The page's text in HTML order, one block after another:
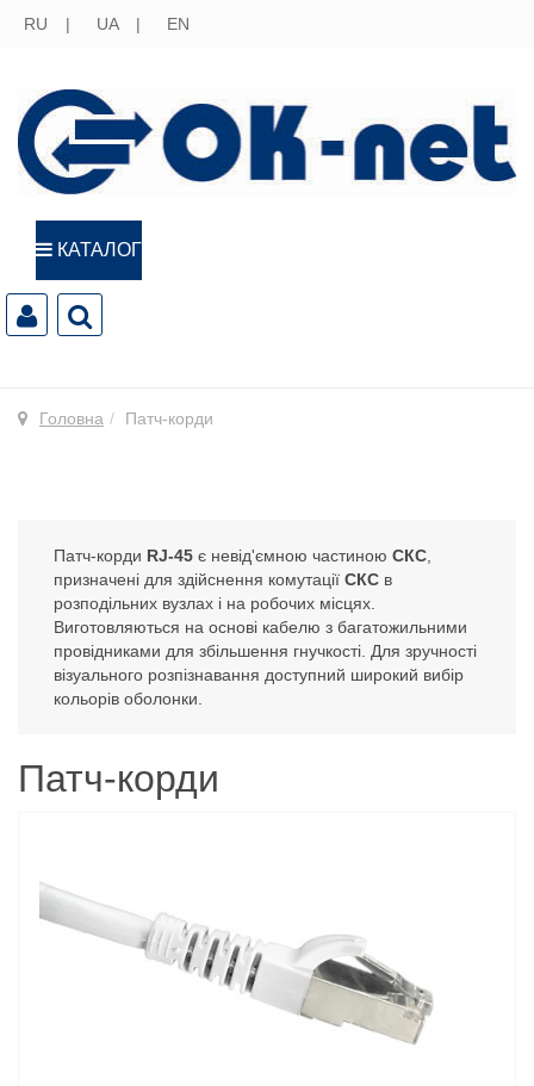
RU UA EN
КАТАЛОГ
Головна Патч-корди
Патч-корди RJ-45 є невід'ємною частиною СКС
призначені для здійснення комутації СКС в
розподільних вузлах і на робочих місцях.
Виготовляються на основі кабелю з багатожильними
провідниками для збільшення гнучкості. Для зручності
візуального розпізнавання доступний широкий вибір
кольорів оболонки.
Патч-корди